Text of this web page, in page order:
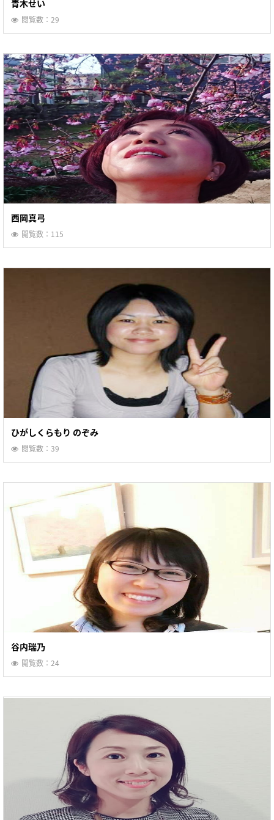
青木せい
閲覧数：29
西岡真弓
閲覧数：115
ひがしくらもり のぞみ
閲覧数：39
谷内瑞乃
閲覧数：24